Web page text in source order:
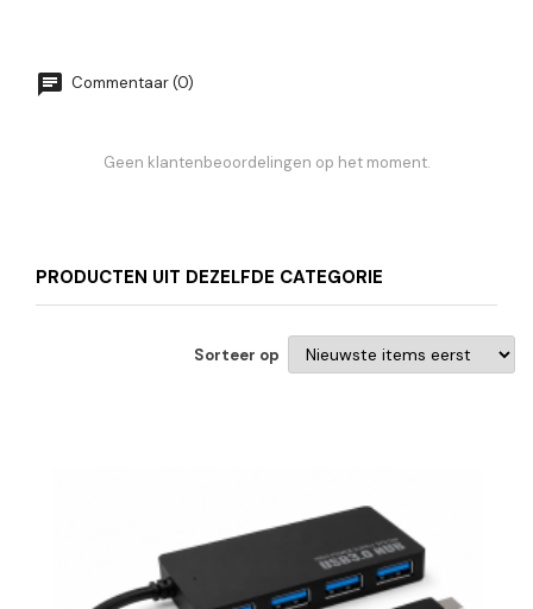
Commentaar (0)
Geen klantenbeoordelingen op het moment.
PRODUCTEN UIT DEZELFDE CATEGORIE
Sorteer op